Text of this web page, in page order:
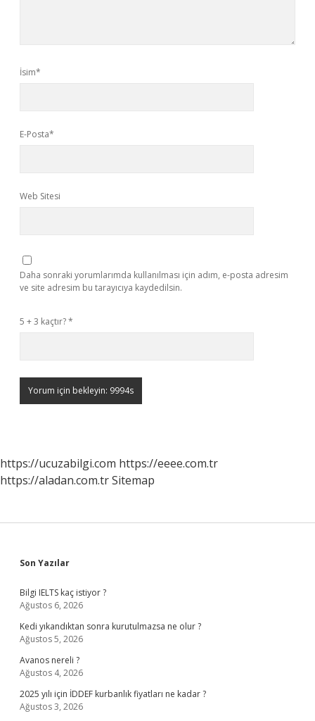
İsim*
E-Posta*
Web Sitesi
Daha sonraki yorumlarımda kullanılması için adım, e-posta adresim
ve site adresim bu tarayıcıya kaydedilsin.
5 + 3 kaçtır?*
https://ucuzabilgi.com https://eeee.com.tr
https://aladan.com.trSitemap
Sidebar
Son Yazılar
Bilgi IELTS kaç istiyor ?
Ağustos 6, 2026
Kedi yıkandıktan sonra kurutulmazsa ne olur ?
Ağustos 5, 2026
Avanos nereli ?
Ağustos 4, 2026
2025 yılı için İDDEF kurbanlık fiyatları ne kadar ?
Ağustos 3, 2026